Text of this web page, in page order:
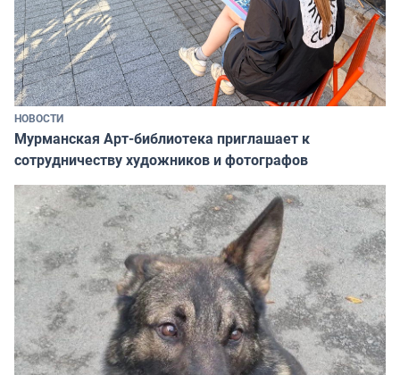
НОВОСТИ
Мурманская Арт-библиотека приглашает к
сотрудничеству художников и фотографов